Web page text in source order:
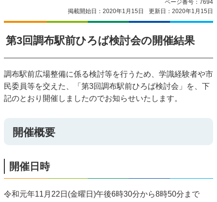
ページ番号：7694
掲載開始日：2020年1月15日
更新日：2020年1月15日
第3回調布駅前ひろば検討会の開催結果
調布駅前広場整備に係る検討等を行うため、学識経験者や市
民委員等を交えた、「第3回調布駅前ひろば検討会」を、下
記のとおり開催しましたのでお知らせいたします。
開催概要
開催日時
令和元年11月22日(金曜日)午後6時30分から8時50分まで